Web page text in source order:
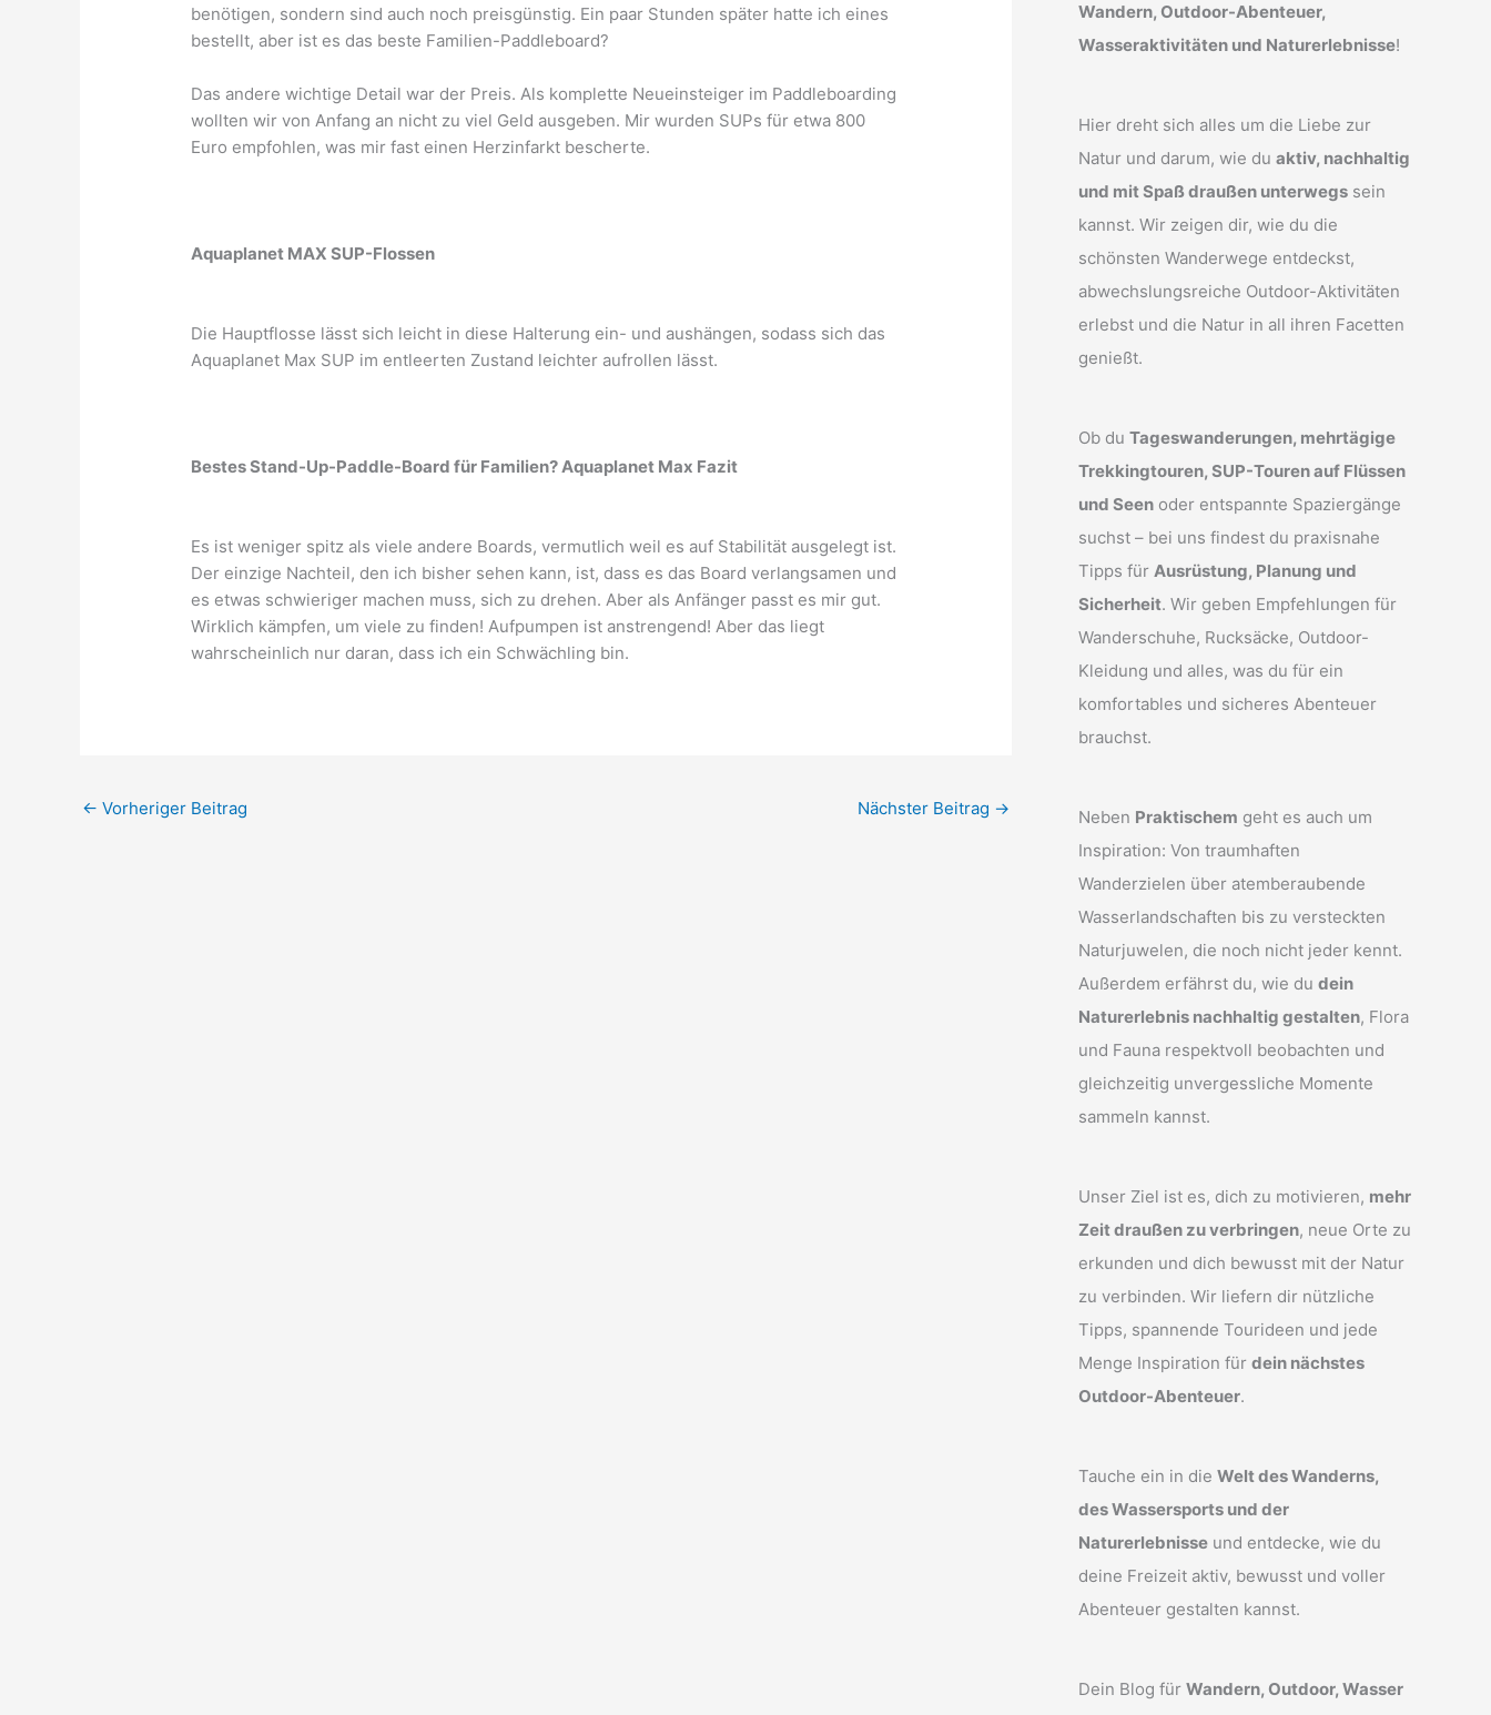
benötigen, sondern sind auch noch preisgünstig. Ein paar Stunden später hatte ich eines
bestellt, aber ist es das beste Familien-Paddleboard?
Das andere wichtige Detail war der Preis. Als komplette Neueinsteiger im Paddleboarding
wollten wir von Anfang an nicht zu viel Geld ausgeben. Mir wurden SUPs für etwa 800
Euro empfohlen, was mir fast einen Herzinfarkt bescherte.
Aquaplanet MAX SUP-Flossen
Die Hauptflosse lässt sich leicht in diese Halterung ein- und aushängen, sodass sich das
Aquaplanet Max SUP im entleerten Zustand leichter aufrollen lässt.
Bestes Stand-Up-Paddle-Board für Familien? Aquaplanet Max Fazit
Es ist weniger spitz als viele andere Boards, vermutlich weil es auf Stabilität ausgelegt ist.
Der einzige Nachteil, den ich bisher sehen kann, ist, dass es das Board verlangsamen und
es etwas schwieriger machen muss, sich zu drehen. Aber als Anfänger passt es mir gut.
Wirklich kämpfen, um viele zu finden! Aufpumpen ist anstrengend! Aber das liegt
wahrscheinlich nur daran, dass ich ein Schwächling bin.
← Vorheriger Beitrag Nächster Beitrag →
Wandern, Outdoor-Abenteuer,
Wasseraktivitäten und Naturerlebnisse!
Hier dreht sich alles um die Liebe zur
Natur und darum, wie du aktiv, nachhaltig
und mit Spaß draußen unterwegs sein
kannst. Wir zeigen dir, wie du die
schönsten Wanderwege entdeckst,
abwechslungsreiche Outdoor-Aktivitäten
erlebst und die Natur in all ihren Facetten
genießt.
Ob du Tageswanderungen, mehrtägige
Trekkingtouren, SUP-Touren auf Flüssen
und Seen oder entspannte Spaziergänge
suchst – bei uns findest du praxisnahe
Tipps für Ausrüstung, Planung und
Sicherheit. Wir geben Empfehlungen für
Wanderschuhe, Rucksäcke, Outdoor-
Kleidung und alles, was du für ein
komfortables und sicheres Abenteuer
brauchst.
Neben Praktischem geht es auch um
Inspiration: Von traumhaften
Wanderzielen über atemberaubende
Wasserlandschaften bis zu versteckten
Naturjuwelen, die noch nicht jeder kennt.
Außerdem erfährst du, wie du dein
Naturerlebnis nachhaltig gestalten, Flora
und Fauna respektvoll beobachten und
gleichzeitig unvergessliche Momente
sammeln kannst.
Unser Ziel ist es, dich zu motivieren, mehr
Zeit draußen zu verbringen, neue Orte zu
erkunden und dich bewusst mit der Natur
zu verbinden. Wir liefern dir nützliche
Tipps, spannende Tourideen und jede
Menge Inspiration für dein nächstes
Outdoor-Abenteuer.
Tauche ein in die Welt des Wanderns,
des Wassersports und der
Naturerlebnisse und entdecke, wie du
deine Freizeit aktiv, bewusst und voller
Abenteuer gestalten kannst.
Dein Blog für Wandern, Outdoor, Wasser